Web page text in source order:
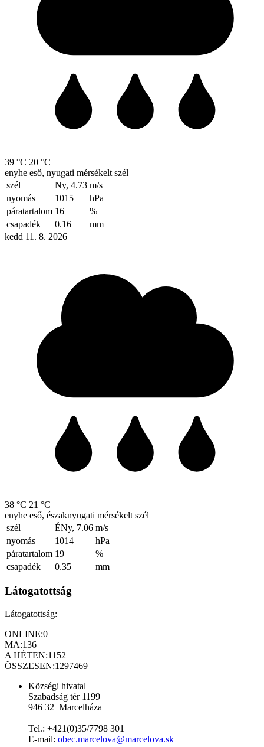
39 °C 20 °C
enyhe eső, nyugati mérsékelt szél
szél
Ny, 4.73 m/s
nyomás
1015
hPa
páratartalom 16
%
csapadék
0.16
mm
kedd 11. 8. 2026
38 °C 21 °C
enyhe eső, északnyugati mérsékelt szél
szél
ÉNy, 7.06 m/s
nyomás
1014
hPa
páratartalom 19
%
csapadék
0.35 mm
Látogatottság
Látogatottság:
ONLINE:0
MA:136
A HÉTEN:1152
ÖSSZESEN:1297469
Községi hivatal
Szabadság tér 1199
946 32 Marcelháza
Tel.: +421(0)35/7798 301
E-mail: obec.marcelova@marcelova.sk